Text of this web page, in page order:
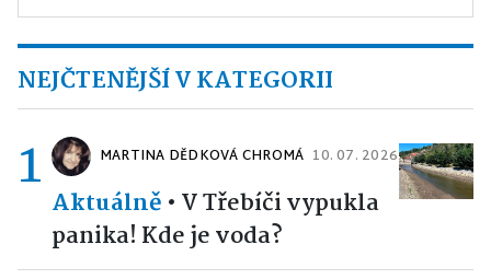
NEJČTENĚJŠÍ V KATEGORII
1 MARTINA DĚDKOVÁ CHROMÁ 10. 07. 2026
Aktuálně • V Třebíči vypukla
panika! Kde je voda?